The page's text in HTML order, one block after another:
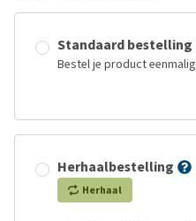
Standaard bestelling
Bestel je product eenmalig
Herhaalbestelling
Herhaal